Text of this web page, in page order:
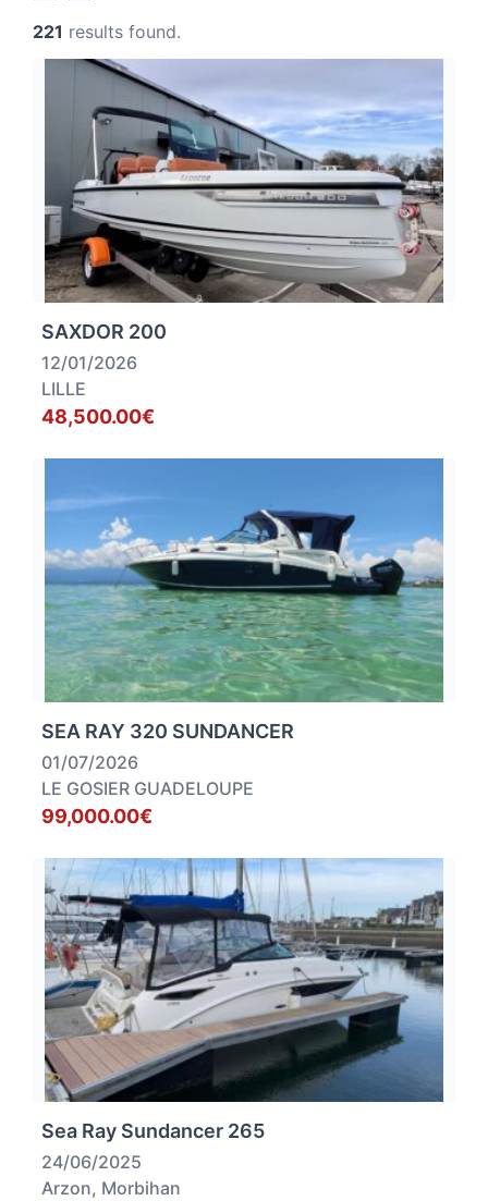
221 results found.
SAXDOR 200
12/01/2026
LILLE
48,500.00€
SEA RAY 320 SUNDANCER
01/07/2026
LE GOSIER GUADELOUPE
99,000.00€
Sea Ray Sundancer 265
24/06/2025
Arzon, Morbihan